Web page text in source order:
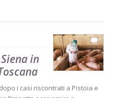
in
i casi riscontrati a Pistoia e